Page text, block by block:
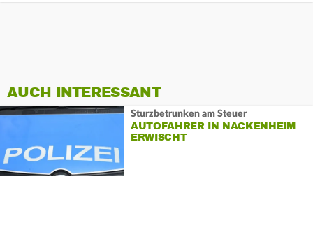
AUCH INTERESSANT
Sturzbetrunken am Steuer
AUTOFAHRER IN NACKENHEIM
ERWISCHT